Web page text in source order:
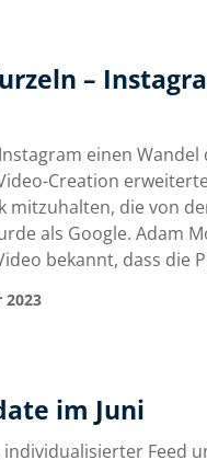
–
einen
Creation
mitzuhalten, die von
als Google. Adam
bekannt, dass die
2023
im Juni
individualisierter Feed